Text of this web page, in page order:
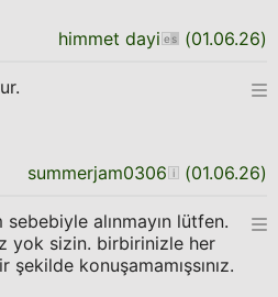
himmet dayi (01.06.26)
summerjam0306 (01.06.26)
alınmayın lütfen.
yok sizin. birbirinizle her
konuşamamışsınız.